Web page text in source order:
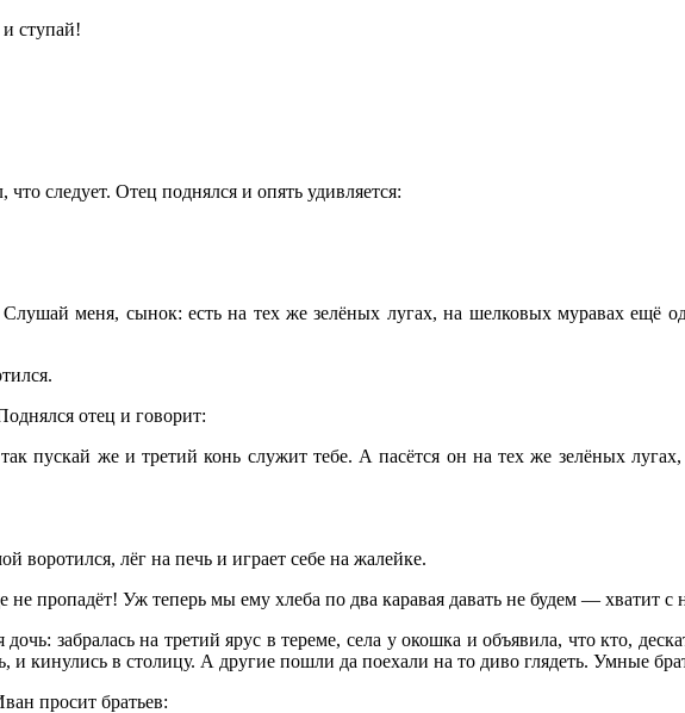
ступай!
следует. Отец поднялся и опять удивляется:
меня, сынок: есть на тех же зелёных лугах, на шелковых муравах ещё
отец и говорит:
же и третий конь служит тебе. А пасётся он на тех же зелёных
воротился, лёг на печь и играет себе на жалейке.
Уж теперь мы ему хлеба по два каравая давать не будем — хватит с
забралась на третий ярус в тереме, села у окошка и объявила, что кто,
и кинулись в столицу. А другие пошли да поехали на то диво глядеть. Умные
просит братьев: